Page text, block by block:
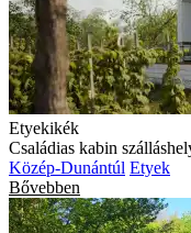
Etyekikék
Családias kabin
Közép-Dunántúl Etyek
Bővebben